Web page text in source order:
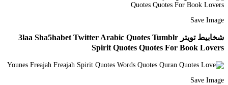
Save Image
شخابيط تويتر 3laa Sha5habet Twitter Arabic Quotes Tumblr
Spirit Quotes Quotes For Book Lovers
Save Image